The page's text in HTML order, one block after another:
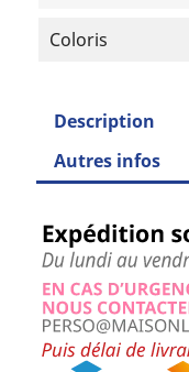
Coloris
Description
Autres infos